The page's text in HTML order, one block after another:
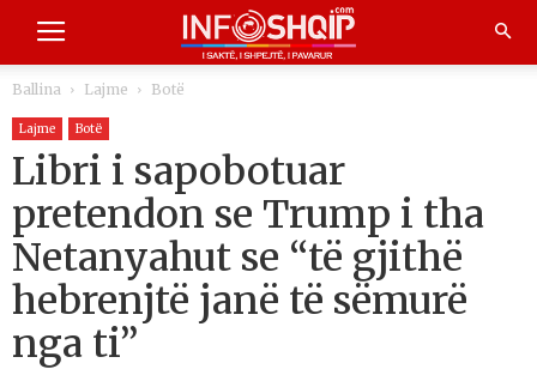
Ballina Lajme Botë
Lajme Botë
Libri i sapobotuar
pretendon se Trump i tha
Netanyahut se “të gjithë
hebrenjtë janë të sëmurë
nga ti”